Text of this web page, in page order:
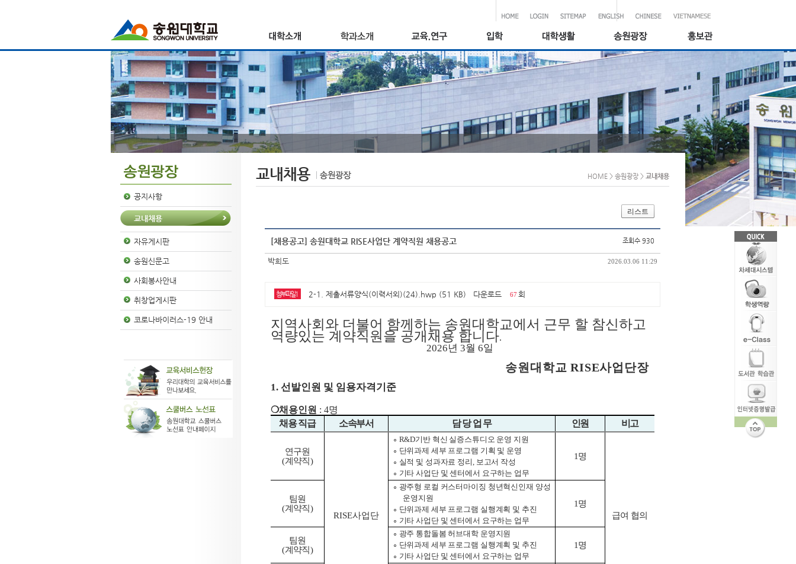
공지사항
교내채용
자유게시판
송원신문고
사회봉사안내
취창업게시판
코로나바이러스-19 안내
교내채용 HOME > 송원광장 > 교내채용
리스트
[채용공고] 송원대학교 RISE사업단 계약직원 채용공고 조회수 930
박희도 2026.03.06 11:29
첨부파일1 2-1. 제출서류양식(이력서외)(24).hwp (51 KB) 다운로드 67 회
지역사회와 더불어 함께하는 송원대학교에서 근무 할 참신하고
역량있는 계약직원을 공개채용 합니다.
2026년 3월 6일
송원대학교RISE사업단장
1. 선발인원 및 임용자격기준
❍채용인원 : 4명
채용 직급
소속부서 담 당 업 무 인원 비고
연구원
(계약직)
RISE사업단
∘ R&D기반 혁신 실증스튜디오 운영 지원
∘ 단위과제 세부 프로그램 기획 및 운영
∘ 실적 및 성과자료 정리
보고서 작성
∘ 기타 사업단 및 센터에서 요구하는 업무
1명
급여 협의
팀원
(계약직)
∘ 광주형 로컬 커스터마이징 청년혁신인재 양성
운영지원
∘ 단위과제 세부 프로그램 실행계획 및 추진
∘ 기타 사업단 및 센터에서 요구하는 업무
1명
팀원
(계약직)
∘ 광주 통합돌봄 허브대학 운영지원
∘ 단위과제 세부 프로그램 실행계획 및 추진
∘ 기타 사업단 및 센터에서 요구하는 업무
1명